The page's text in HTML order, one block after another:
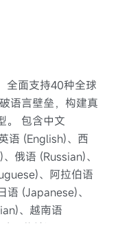
全面支持40种全球
语言壁垒，构建真
。 包含中文
语 (English)、西
俄语 (Russian)、
、阿拉伯语
(Japanese)、
、越南语